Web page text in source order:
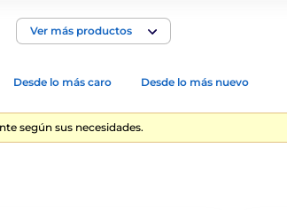
Ver más productos
Desde lo más caro Desde lo más nuevo
según sus necesidades.